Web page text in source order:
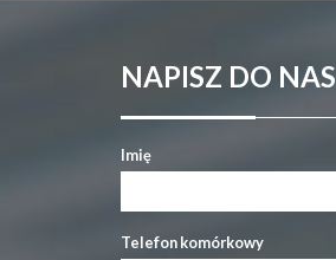
NAPISZ DO NAS
Imię
Telefon komórkowy